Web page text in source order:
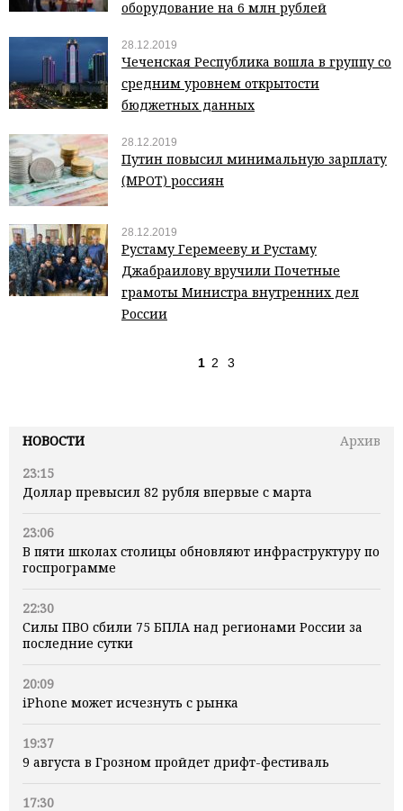
НОВОСТИ
Архив
23:15
Доллар превысил 82 рубля впервые с марта
23:06
В пяти школах столицы обновляют инфраструктуру по
госпрограмме
22:30
Силы ПВО сбили 75 БПЛА над регионами России за
последние сутки
20:09
iPhone может исчезнуть с рынка
19:37
9 августа в Грозном пройдет дрифт-фестиваль
17:30
оборудование на 6 млн рублей
28.12.2019
Чеченская Республика вошла в группу со
средним уровнем открытости
бюджетных данных
28.12.2019
Путин повысил минимальную зарплату
(МРОТ) россиян
28.12.2019
Рустаму Геремееву и Рустаму
Джабраилову вручили Почетные
грамоты Министра внутренних дел
России
1 2 3